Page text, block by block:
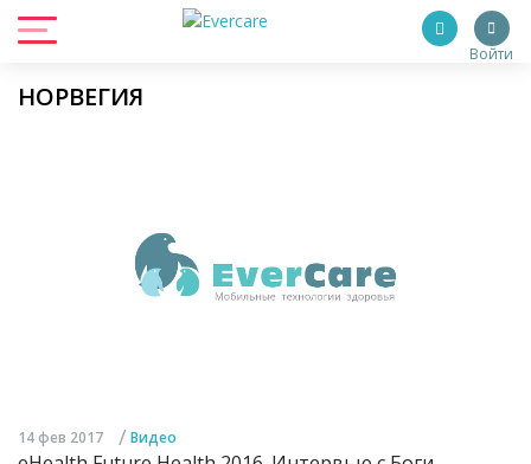
Войти
НОРВЕГИЯ
14 фев 2017 / Видео